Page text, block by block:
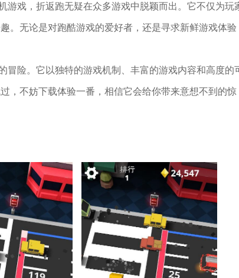
游戏，折返跑无疑在众多游戏中脱颖而出。它不仅为玩
。无论是对跑酷游戏的爱好者，还是寻求新鲜游戏体验
冒险。它以独特的游戏机制、丰富的游戏内容和高度的
，不妨下载体验一番，相信它会给你带来意想不到的惊